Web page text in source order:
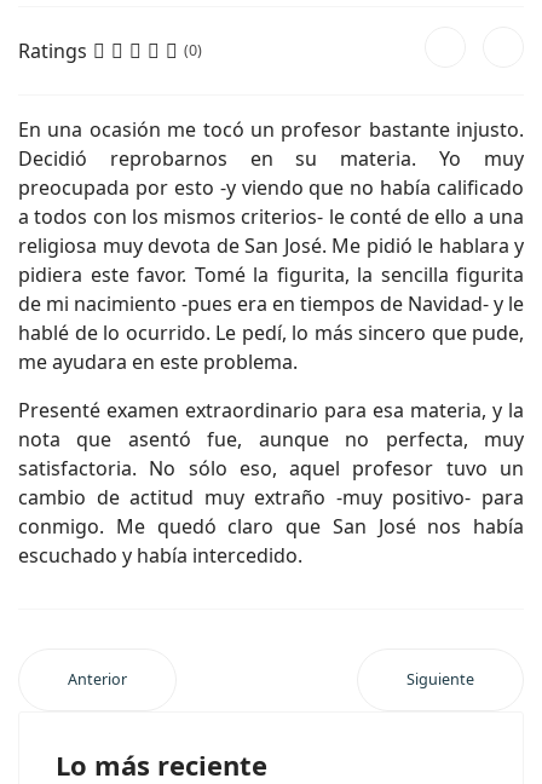
Ratings (0)
En una ocasión me tocó un profesor bastante injusto.
Decidió reprobarnos en su materia. Yo muy
preocupada por esto -y viendo que no había calificado
a todos con los mismos criterios- le conté de ello a una
religiosa muy devota de San José. Me pidió le hablara y
pidiera este favor. Tomé la figurita, la sencilla figurita
de mi nacimiento -pues era en tiempos de Navidad- y le
hablé de lo ocurrido. Le pedí, lo más sincero que pude,
me ayudara en este problema.
Presenté examen extraordinario para esa materia, y la
nota que asentó fue, aunque no perfecta, muy
satisfactoria. No sólo eso, aquel profesor tuvo un
cambio de actitud muy extraño -muy positivo- para
conmigo. Me quedó claro que San José nos había
escuchado y había intercedido.
Anterior Siguiente
Lo más reciente